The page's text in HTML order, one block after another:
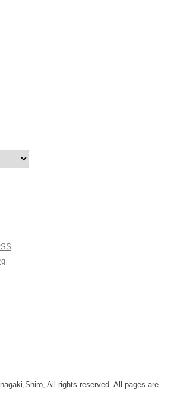
All rights reserved. All pages are